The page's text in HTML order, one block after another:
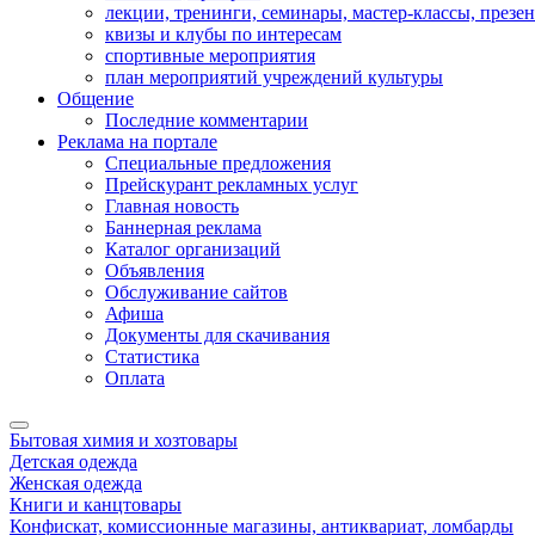
лекции, тренинги, семинары, мастер-классы,
квизы и клубы по интересам
спортивные мероприятия
план мероприятий учреждений культуры
Общение
Последние комментарии
Реклама на портале
Специальные предложения
Прейскурант рекламных услуг
Главная новость
Баннерная реклама
Каталог организаций
Объявления
Обслуживание сайтов
Афиша
Документы для скачивания
Статистика
Оплата
Бытовая химия и хозтовары
Детская одежда
Женская одежда
Книги и канцтовары
Конфискат, комиссионные магазины, антиквариат, ломбарды